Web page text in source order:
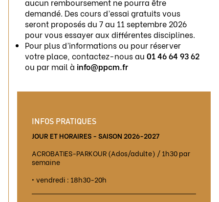
demandé. Des cours d’essai gratuits vous
seront proposés du 7 au 11 septembre 2026
pour vous essayer aux différentes disciplines.
Pour plus d’informations ou pour réserver
votre place, contactez-nous au 01 46 64 93 62
ou par mail à info@ppcm.fr
INFOS PRATIQUES
JOUR ET HORAIRES - SAISON 2026-2027
ACROBATIES-PARKOUR (Ados/adulte) / 1h30 par
semaine
• vendredi : 18h30-20h